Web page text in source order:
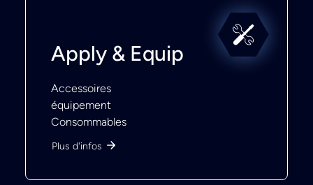
Apply & Equip
Accessoires
équipement
Consommables
Plus d'infos